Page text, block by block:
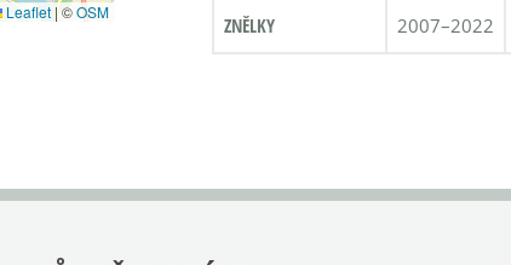
Leaflet | ©OSM
ZNĚLKY 2007–2022